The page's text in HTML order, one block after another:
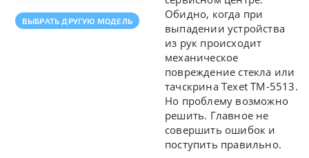
ВЫБРАТЬ ДРУГУЮ МОДЕЛЬ
Обидно, когда при
выпадении устройства
из рук происходит
механическое
повреждение стекла или
тачскрина Texet TM-5513.
Но проблему возможно
решить. Главное не
совершить ошибок и
поступить правильно.